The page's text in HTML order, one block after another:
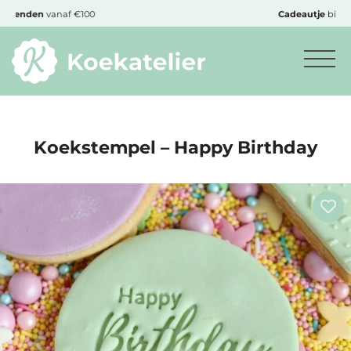
MENU
Minimum
producten
Producten
op
soort
Producten
Koekstempel – Happy Birthday